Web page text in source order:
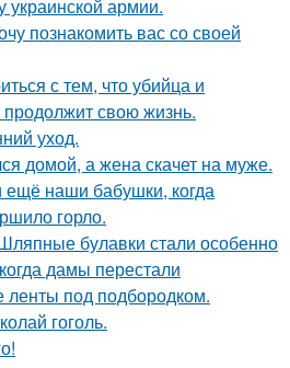
армии.
познакомить вас со своей
с тем, что убийца и
свою жизнь.
уход.
домой, а жена скачет на муже.
ещё наши бабушки, когда
горло.
булавки стали особенно
дамы перестали
под подбородком.
гоголь.